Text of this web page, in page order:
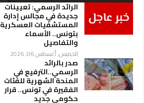
الرائد الرسمي: تعيينات
جديدة في مجالس إدارة
المستشفيات العسكرية
بتونس.. الأسماء
والتفاصيل
الخميس, أغسطس 06, 2026
صدر بالرائد
الرسمي..الترفيع في
المنحة الشهرية للفئات
الفقيرة في تونس.. قرار
حكومي جديد